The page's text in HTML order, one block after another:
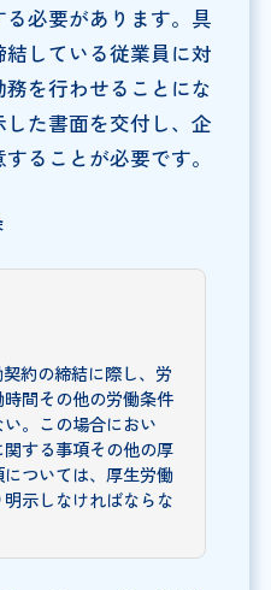
必要があります。具
している従業員に対
を行わせることにな
た書面を交付し、企
ることが必要です。
約の締結に際し、労
間その他の労働条件
。この場合におい
する事項その他の厚
ついては、厚生労働
示しなければならな